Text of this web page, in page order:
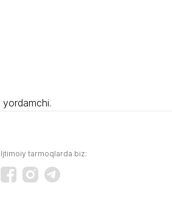
Ijtimoiy tarmoqlarda biz: